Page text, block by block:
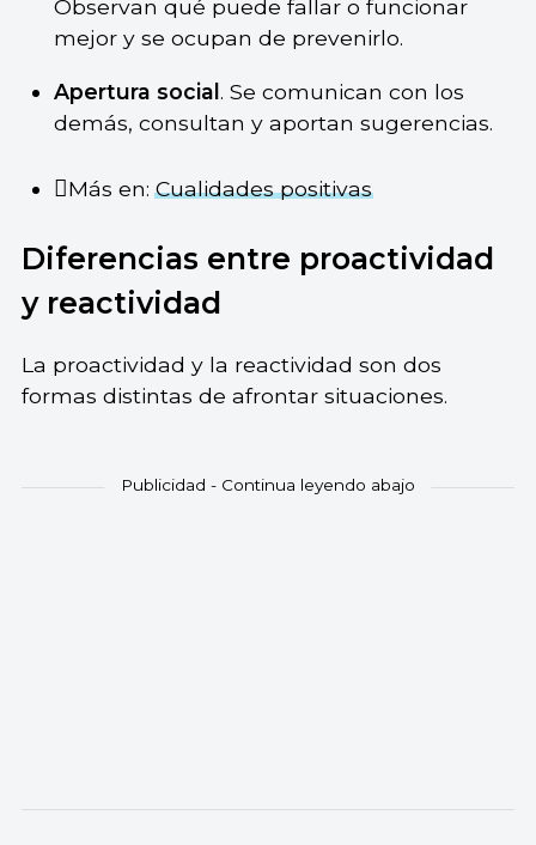
Observan qué puede fallar o funcionar
mejor y se ocupan de prevenirlo.
Apertura social . Se comunican con los
demás, consultan y aportan sugerencias.
Más en:Cualidades positivas
Diferencias entre proactividad
y reactividad
La proactividad y la reactividad son dos
formas distintas de afrontar situaciones.